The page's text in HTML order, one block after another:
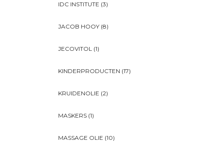
IDC INSTITUTE (3)
JACOB HOOY (8)
JECOVITOL (1)
KINDERPRODUCTEN (17)
KRUIDENOLIE (2)
MASKERS (1)
MASSAGE OLIE (10)